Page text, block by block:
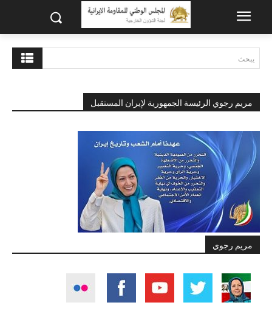
يبحث
مريم رجوي الرئيسة الجمهورية لإيران المستقبل
مريم رجوي